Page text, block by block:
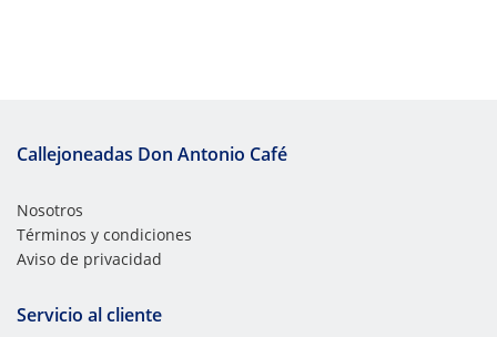
Callejoneadas Don Antonio Café
Nosotros
Términos y condiciones
Aviso de privacidad
Servicio al cliente